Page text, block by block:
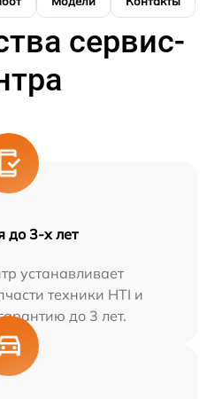
сервис-
до 3-х лет
устанавливает
техники HTI и
до 3 лет.